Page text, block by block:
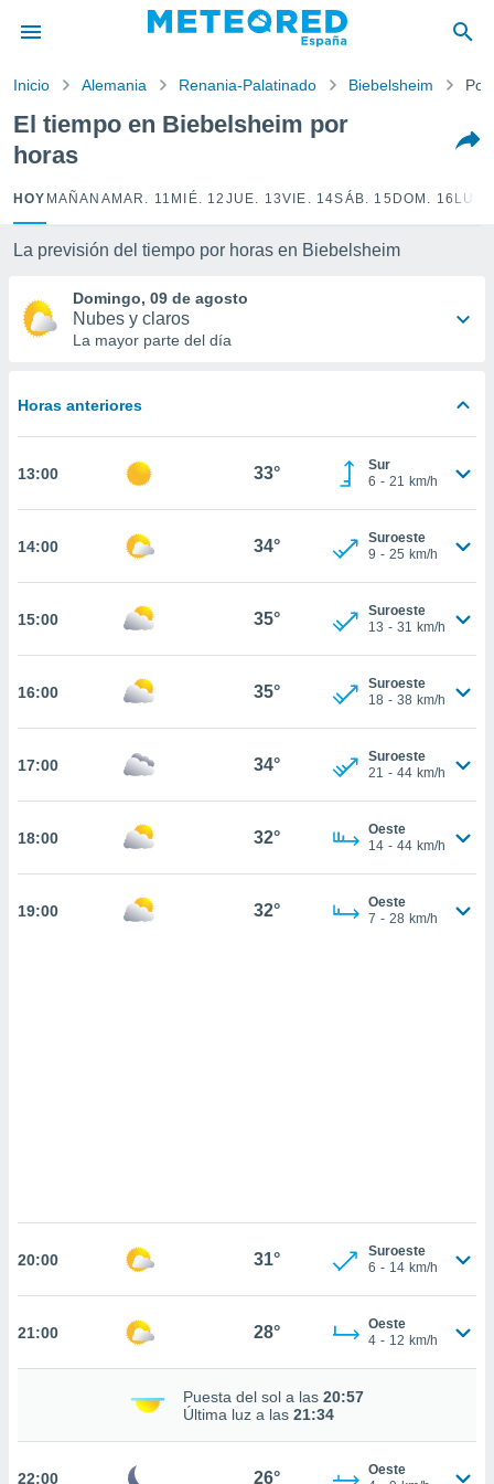
por
para
la
calidad.
a este
las
y
forma
basada
permite
coste.
botón
a la
todas
ya sean
nos
en
perfil
y
En
CONTINUAR
Inicio Alemania Renania-Palatinado Biebelsheim Por
El tiempo en Biebelsheim por
horas
HOY MAÑANA MAR. 11 MIÉ. 12 JUE. 13VIE. 14SÁB. 15 DOM. 16
La previsión del tiempo por horas en Biebelsheim
Domingo, 09 de agosto
Nubes y claros
La mayor parte del día
Horas anteriores
13:00 33°
Sur
6 - 21 km/h
14:00 34°
Suroeste
9 - 25 km/h
15:00 35°
Suroeste
13 - 31 km/h
16:00 35°
Suroeste
18 - 38 km/h
17:00 34°
Suroeste
21 - 44 km/h
18:00 32°
Oeste
14 - 44 km/h
19:00 32°
Oeste
7 - 28 km/h
20:00 31°
Suroeste
6 - 14 km/h
21:00 28°
Oeste
4 - 12 km/h
Puesta del sol a las 20:57
Última luz a las 21:34
22:00 26°
Oeste